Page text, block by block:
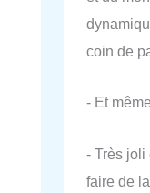
coin de
- Et
- Très joli
faire de